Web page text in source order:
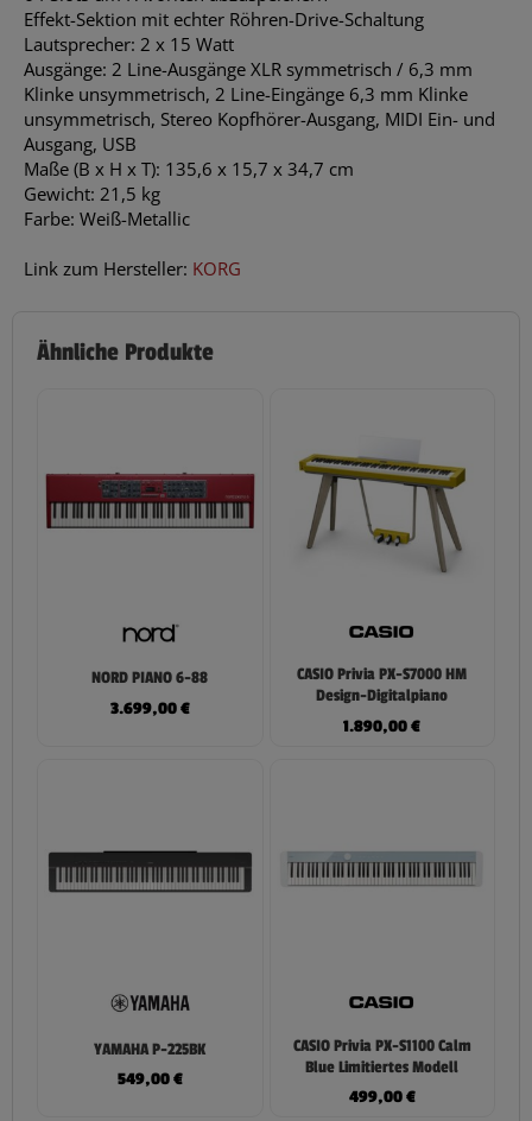
Effekt-Sektion mit echter Röhren-Drive-Schaltung
Lautsprecher: 2 x 15 Watt
Ausgänge: 2 Line-Ausgänge XLR symmetrisch / 6,3 mm
Klinke unsymmetrisch, 2 Line-Eingänge 6,3 mm Klinke
unsymmetrisch, Stereo Kopfhörer-Ausgang, MIDI Ein- und
Ausgang, USB
Maße (B x H x T): 135,6 x 15,7 x 34,7 cm
Gewicht: 21,5 kg
Farbe: Weiß-Metallic
Link zum Hersteller: KORG
Ähnliche Produkte
NORD PIANO 6-88
3.699,00€
CASIO Privia PX-S7000 HM
Design-Digitalpiano
1.890,00€
YAMAHA P-225BK
549,00€
CASIO Privia PX-S1100 Calm
Blue Limitiertes Modell
499,00€